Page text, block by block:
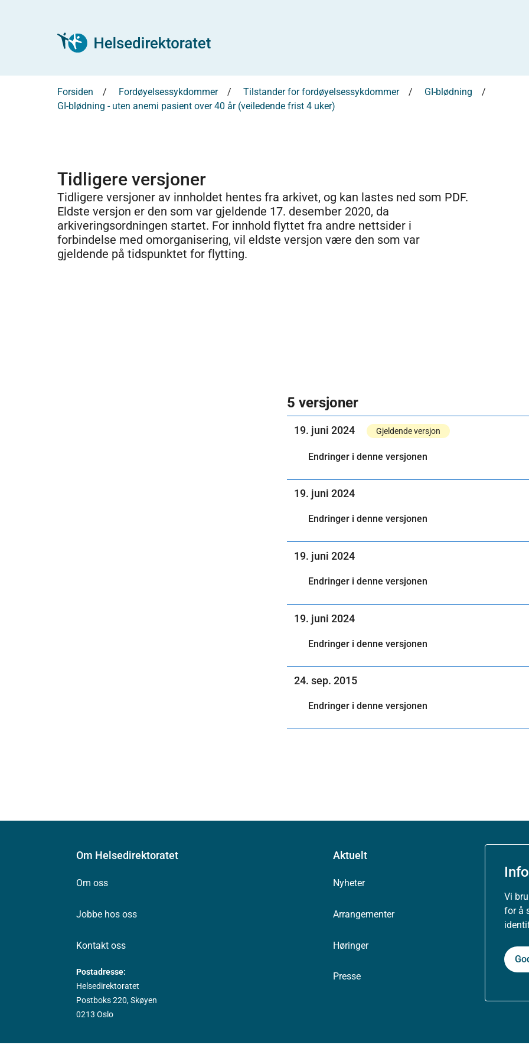
Vi
for å
Forsiden Fordøyelsessykdommer Tilstander for fordøyelsessykdommer
GI-blødning
GI-blødning - uten anemi pasient over 40 år (veiledende frist 4 uker)
Tidligere versjoner
Tidligere versjoner av innholdet hentes fra arkivet, og kan lastes ned som PDF.
Eldste versjon er den som var gjeldende 17. desember 2020, da
arkiveringsordningen startet. For innhold flyttet fra andre nettsider i
forbindelse med omorganisering, vil eldste versjon være den som var
gjeldende på tidspunktet for flytting.
5 versjoner
19. juni 2024 Gjeldende versjon
Endringer i denne versjonen
19. juni 2024
Endringer i denne versjonen
19. juni 2024
Endringer i denne versjonen
19. juni 2024
Endringer i denne versjonen
24. sep. 2015
Endringer i denne versjonen
Om Helsedirektoratet
Om oss
Jobbe hos oss
Kontakt oss
Postadresse:
Helsedirektoratet
Postboks 220, Skøyen
0213 Oslo
Aktuelt
Nyheter
Arrangementer
Høringer
Presse